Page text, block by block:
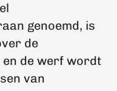
genoemd, is
de
en de werf wordt
van